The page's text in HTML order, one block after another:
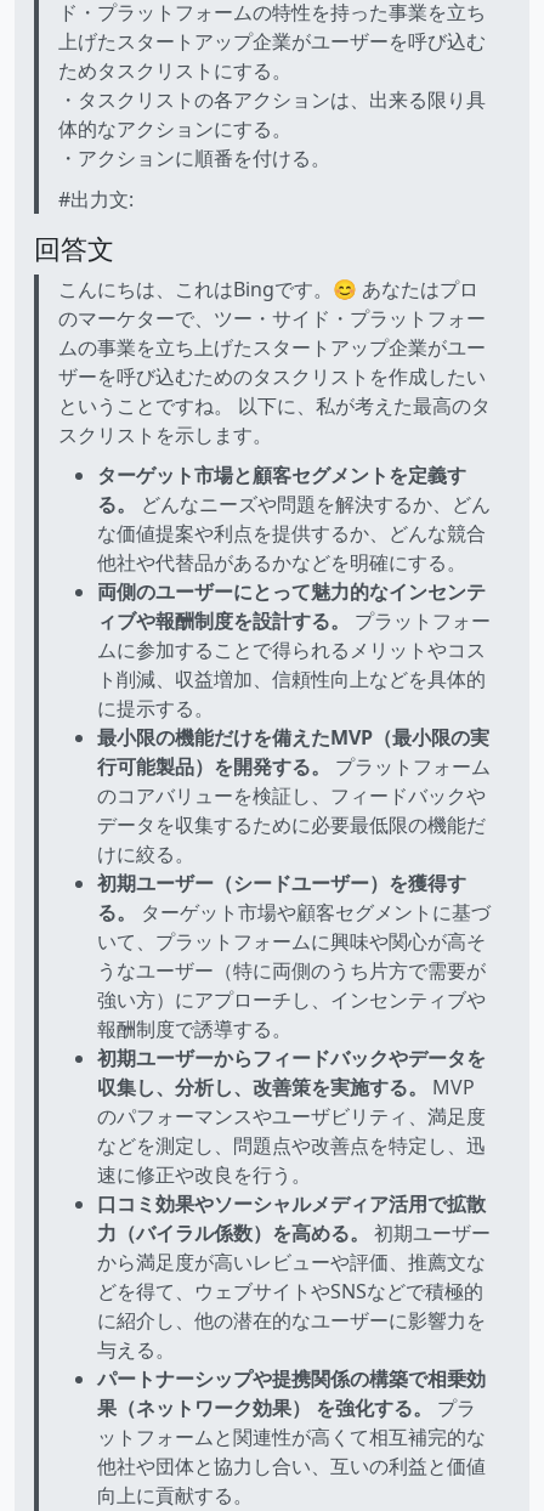
ド・プラットフォームの特性を持った事業を立ち
上げたスタートアップ企業がユーザーを呼び込む
ためタスクリストにする。
・タスクリストの各アクションは、出来る限り具
体的なアクションにする。
・アクションに順番を付ける。
#出力文:
回答文
こんにちは、これはBingです。😊 あなたはプロ
のマーケターで、ツー・サイド・プラットフォー
ムの事業を立ち上げたスタートアップ企業がユー
ザーを呼び込むためのタスクリストを作成したい
ということですね。 以下に、私が考えた最高のタ
スクリストを示します。
ターゲット市場と顧客セグメントを定義す
る。
どんなニーズや問題を解決するか、どん
な価値提案や利点を提供するか、どんな競合
他社や代替品があるかなどを明確にする。
両側のユーザーにとって魅力的なインセンテ
ィブや報酬制度を設計する。
プラットフォー
ムに参加することで得られるメリットやコス
ト削減、収益増加、信頼性向上などを具体的
に提示する。
最小限の機能だけを備えたMVP（最小限の実
行可能製品）を開発する。
プラットフォーム
のコアバリューを検証し、フィードバックや
データを収集するために必要最低限の機能だ
けに絞る。
初期ユーザー（シードユーザー）を獲得す
る。
ターゲット市場や顧客セグメントに基づ
いて、プラットフォームに興味や関心が高そ
うなユーザー（特に両側のうち片方で需要が
強い方）にアプローチし、インセンティブや
報酬制度で誘導する。
初期ユーザーからフィードバックやデータを
収集し、分析し、改善策を実施する。
MVP
のパフォーマンスやユーザビリティ、満足度
などを測定し、問題点や改善点を特定し、迅
速に修正や改良を行う。
口コミ効果やソーシャルメディア活用で拡散
力（バイラル係数）を高める。
初期ユーザー
から満足度が高いレビューや評価、推薦文な
どを得て、ウェブサイトやSNSなどで積極的
に紹介し、他の潜在的なユーザーに影響力を
与える。
パートナーシップや提携関係の構築で相乗効
果（ネットワーク効果） を強化する。
プラ
ットフォームと関連性が高くて相互補完的な
他社や団体と協力し合い、互いの利益と価値
向上に貢献する。